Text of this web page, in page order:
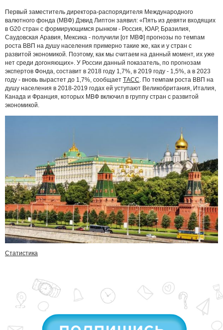
Первый заместитель директора-распорядителя Международного
валютного фонда (МВФ) Дэвид Липтон заявил: «Пять из девяти входящих
в G20 стран с формирующимся рынком - Россия, ЮАР, Бразилия,
Саудовская Аравия, Мексика - получили [от МВФ] прогнозы по темпам
роста ВВП на душу населения примерно такие же, как и у стран с
развитой экономикой. Поэтому, как мы считаем на данный момент, их уже
нет среди догоняющих». У России данный показатель, по прогнозам
экспертов Фонда, составит в 2018 году 1,7%, в 2019 году - 1,5%, а в 2023
году - вновь вырастет до 1,7%, сообщает ТАСС. По темпам роста ВВП на
душу населения в 2018-2019 годах ей уступают Великобритания, Италия,
Канада и Франция, которых МВФ включил в группу стран с развитой
экономикой.
Статистика